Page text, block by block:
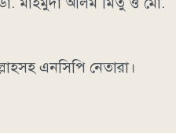
এনসিপি নেতারা।